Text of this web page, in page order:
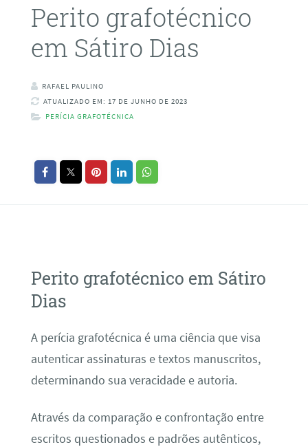
Perito grafotécnico
em Sátiro Dias
RAFAEL PAULINO
ATUALIZADO EM: 17 DE JUNHO DE 2023
PERÍCIA GRAFOTÉCNICA
Perito grafotécnico em Sátiro
Dias
A perícia grafotécnica é uma ciência que visa
autenticar assinaturas e textos manuscritos,
determinando sua veracidade e autoria.
Através da comparação e confrontação entre
escritos questionados e padrões autênticos,